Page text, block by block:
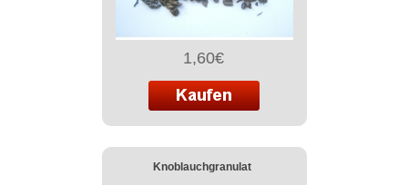
1,60€
Knoblauchgranulat